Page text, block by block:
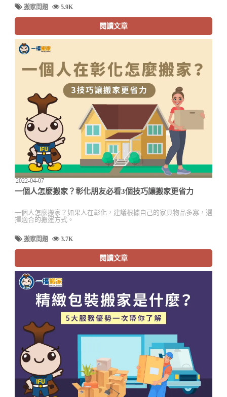
搬家問題 5.9K
閱讀文章
2022-04-07
一個人怎麼搬家？彰化朋友必看3個技巧讓搬家更省力
一個人怎麼搬家？如果人在彰化，建議根據自己的家具物品多寡，選
擇適合的搬運方式。
搬家問題 3.7K
閱讀文章